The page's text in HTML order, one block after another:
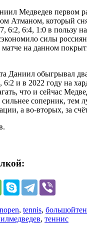
Медведев первом
Атманом, который
6:2, 6:4, 1:0 в пользу
силы
матче на данном
Даниил обыгрывал
6:2 и в 2022 году на
что и сейчас
соперник, тем
а во-вторых, за
, tennis,
, теннис